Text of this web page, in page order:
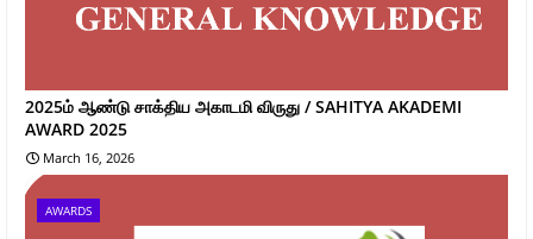
2025ம் ஆண்டு சாக்திய அகாடமி விருது / SAHITYA AKADEMI
AWARD 2025
March 16, 2026
AWARDS